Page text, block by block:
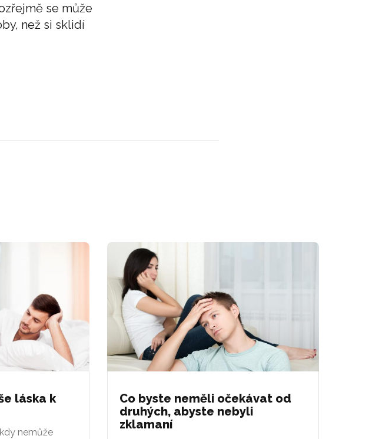
se může
než si sklidí
láska k
nemůže
Co byste neměli očekávat od
druhých, abyste nebyli
zklamaní